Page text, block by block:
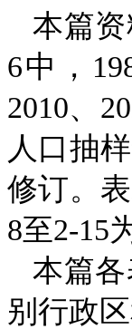
本篇
6中，
2010、
人口抽
修订。表
8至2-15
本篇
别行政